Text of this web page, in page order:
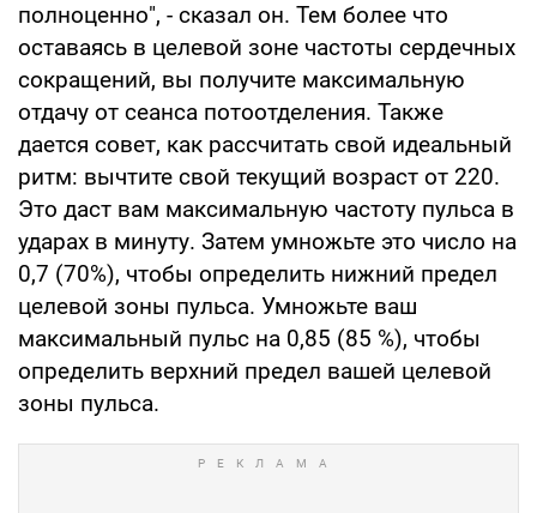
полноценно", - сказал он. Тем более что
оставаясь в целевой зоне частоты сердечных
сокращений, вы получите максимальную
отдачу от сеанса потоотделения. Также
дается совет, как рассчитать свой идеальный
ритм: вычтите свой текущий возраст от 220.
Это даст вам максимальную частоту пульса в
ударах в минуту. Затем умножьте это число на
0,7 (70%), чтобы определить нижний предел
целевой зоны пульса. Умножьте ваш
максимальный пульс на 0,85 (85 %), чтобы
определить верхний предел вашей целевой
зоны пульса.